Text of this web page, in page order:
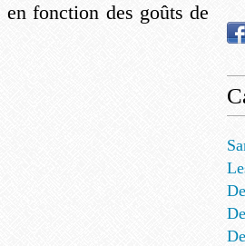
fonction des goûts de